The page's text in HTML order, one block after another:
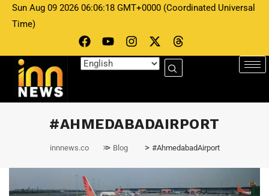
Sun Aug 09 2026 06:06:18 GMT+0000 (Coordinated Universal
Time)
#AHMEDABADAIRPORT
innnews.co > Blog > #AhmedabadAirport